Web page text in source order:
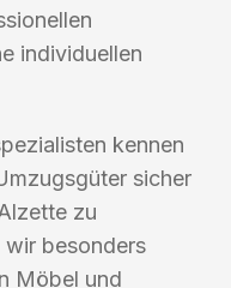
individuellen
kennen
sicher
zu
besonders
Möbel und